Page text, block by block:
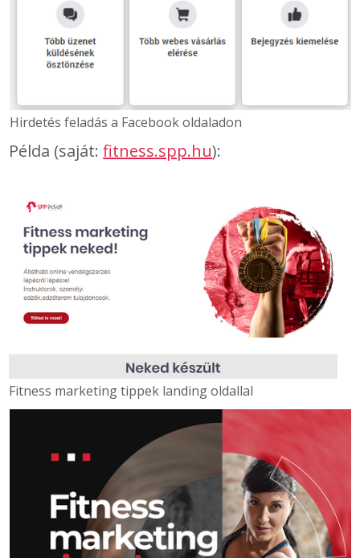
Hirdetés feladás a Facebook oldaladon
Példa (saját:fitness.spp.hu):
Fitness marketing tippek landing oldallal